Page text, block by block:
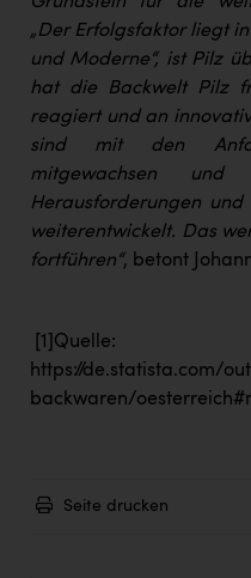
„Der Erfolgsfaktor liegt
und Moderne“, ist Pilz
hat die Backwelt Pilz
reagiert und an
sind mit den
mitgewachsen
Herausforderungen
weiterentwickelt. Das
fortführen“, betont
[1] Quelle:
https://de.statista.com/
backwaren/
Seite drucken